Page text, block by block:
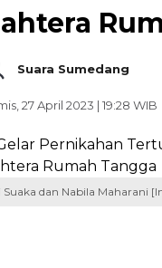
Suara Sumedang
27 April 2023 | 19:28 WIB
Suaka dan Nabila Maharani